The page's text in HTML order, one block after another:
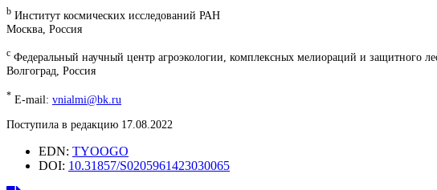
b Институт космических исследований РАН
Москва, Россия
c Федеральный научный центр агроэкологии, комплексных мелиораций и защитного
Волгоград, Россия
* E-mail: vnialmi@bk.ru
Поступила в редакцию 17.08.2022
EDN: TYOOGO
DOI: 10.31857/S0205961423030065